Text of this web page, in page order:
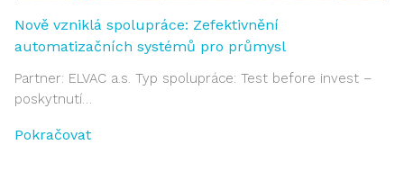
Nově vzniklá spolupráce: Zefektivnění
automatizačních systémů pro průmysl
Partner: ELVAC a.s. Typ spolupráce: Test before invest –
poskytnutí…
Pokračovat